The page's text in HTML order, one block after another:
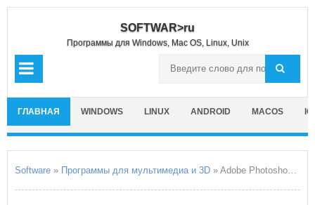
SOFTWAR>ru
Программы для Windows, Mac OS, Linux, Unix
ГЛАВНАЯ WINDOWS LINUX ANDROID MACOS
Software » Программы для мультимедиа и 3D » Adobe Photoshop CC